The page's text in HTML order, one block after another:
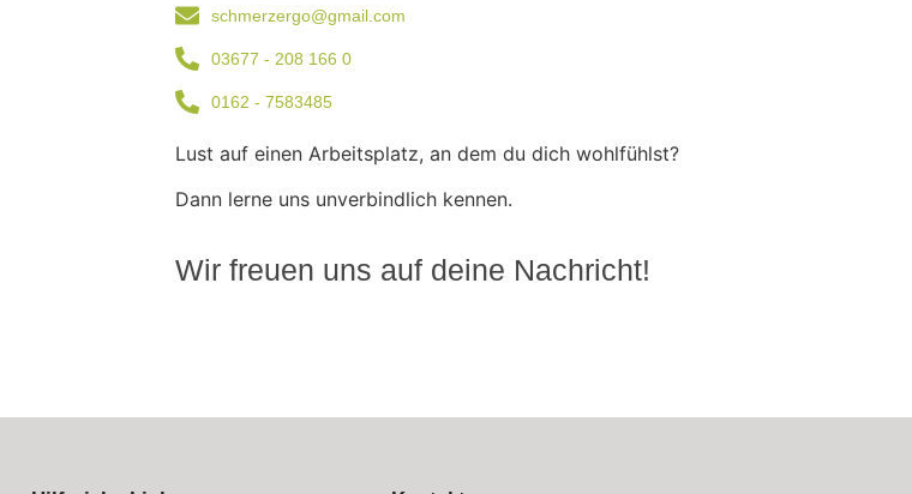
schmerzergo@gmail.com
03677 - 208 166 0
0162 - 7583485
Lust auf einen Arbeitsplatz, an dem du dich wohlfühlst?
Dann lerne uns unverbindlich kennen.
Wir freuen uns auf deine Nachricht!